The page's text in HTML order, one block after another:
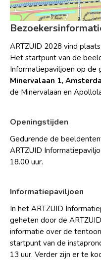
ARTZUID 2028 vind
Het startpunt van de
Informatiepaviljoen op de
Minervalaan 1,
de Minervalaan en
Openingstijden
Gedurende de
ARTZUID
18.00 uur.
Informatiepaviljoen
In het ARTZUID
geheten door de
informatie over de
startpunt van de
13 uur. Verder zijn er te